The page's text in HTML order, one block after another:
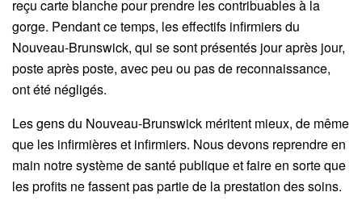
reçu carte blanche pour prendre les contribuables à la
gorge. Pendant ce temps, les effectifs infirmiers du
Nouveau‑Brunswick, qui se sont présentés jour après jour,
poste après poste, avec peu ou pas de reconnaissance,
ont été négligés.
Les gens du Nouveau-Brunswick méritent mieux, de même
que les infirmières et infirmiers. Nous devons reprendre en
main notre système de santé publique et faire en sorte que
les profits ne fassent pas partie de la prestation des soins.